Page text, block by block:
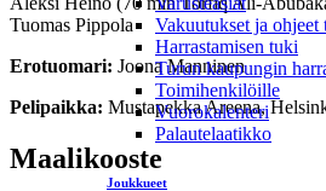
Vakuutukset ja ohjeet
Harrastamisen tuki
Turun kaupungin
Toimihenkilöille
Vuorokalenteri
Palautelaatikko
Joukkueet
Tuomas Pippola
Erotuomari: Joona Manninen
Pelipaikka: Mustapekka Areena,
Maalikooste